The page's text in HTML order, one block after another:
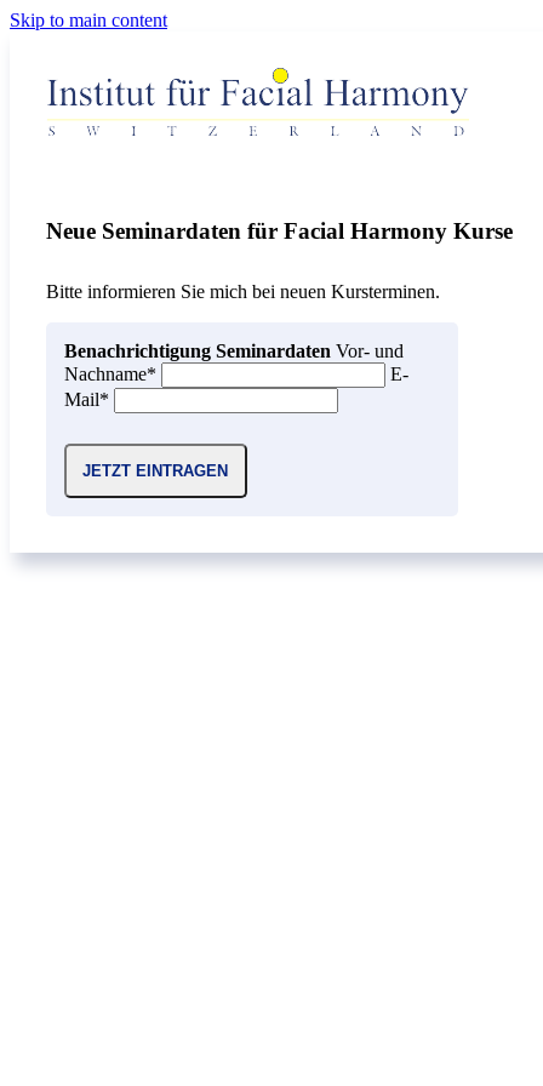
Skip to main content
Neue Seminardaten für Facial Harmony Kurse
Bitte informieren Sie mich bei neuen Kursterminen.
Benachrichtigung Seminardaten Vor- und
Nachname*
E-
Mail*